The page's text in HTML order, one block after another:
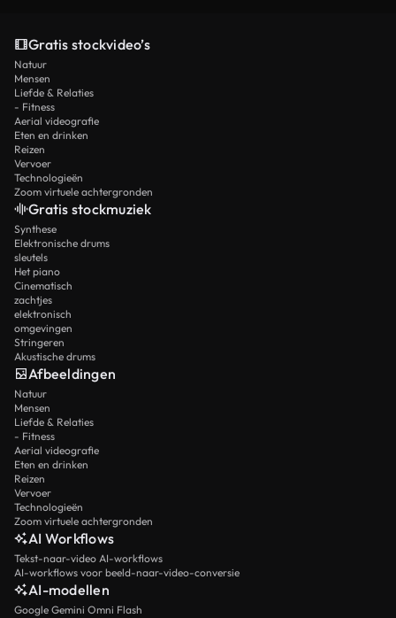
Gratis stockvideo’s
Natuur
Mensen
Liefde & Relaties
- Fitness
Aerial videografie
Eten en drinken
Reizen
Vervoer
Technologieën
Zoom virtuele achtergronden
Gratis stockmuziek
Synthese
Elektronische drums
sleutels
Het piano
Cinematisch
zachtjes
elektronisch
omgevingen
Stringeren
Akustische drums
Afbeeldingen
Natuur
Mensen
Liefde & Relaties
- Fitness
Aerial videografie
Eten en drinken
Reizen
Vervoer
Technologieën
Zoom virtuele achtergronden
AI Workflows
Tekst-naar-video AI-workflows
AI-workflows voor beeld-naar-video-conversie
AI-modellen
Google Gemini Omni Flash